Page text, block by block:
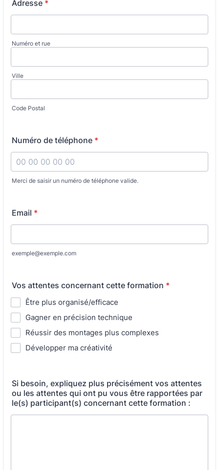
Adresse *
Numéro et rue
Ville
Code Postal
Numéro de téléphone *
Merci de saisir un numéro de téléphone valide.
Email *
exemple@exemple.com
Vos attentes concernant cette formation *
Être plus organisé/efficace
Gagner en précision technique
Réussir des montages plus complexes
Développer ma créativité
Si besoin, expliquez plus précisément vos attentes
ou les attentes qui ont pu vous être rapportées par
le(s) participant(s) concernant cette formation :